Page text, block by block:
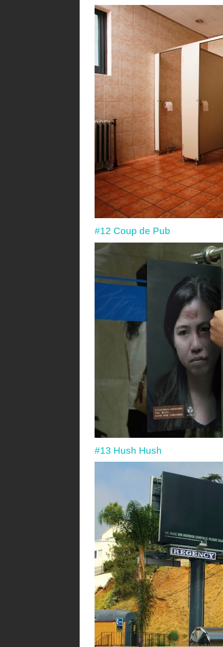
#12 Coup de Pub
#13 Hush Hush